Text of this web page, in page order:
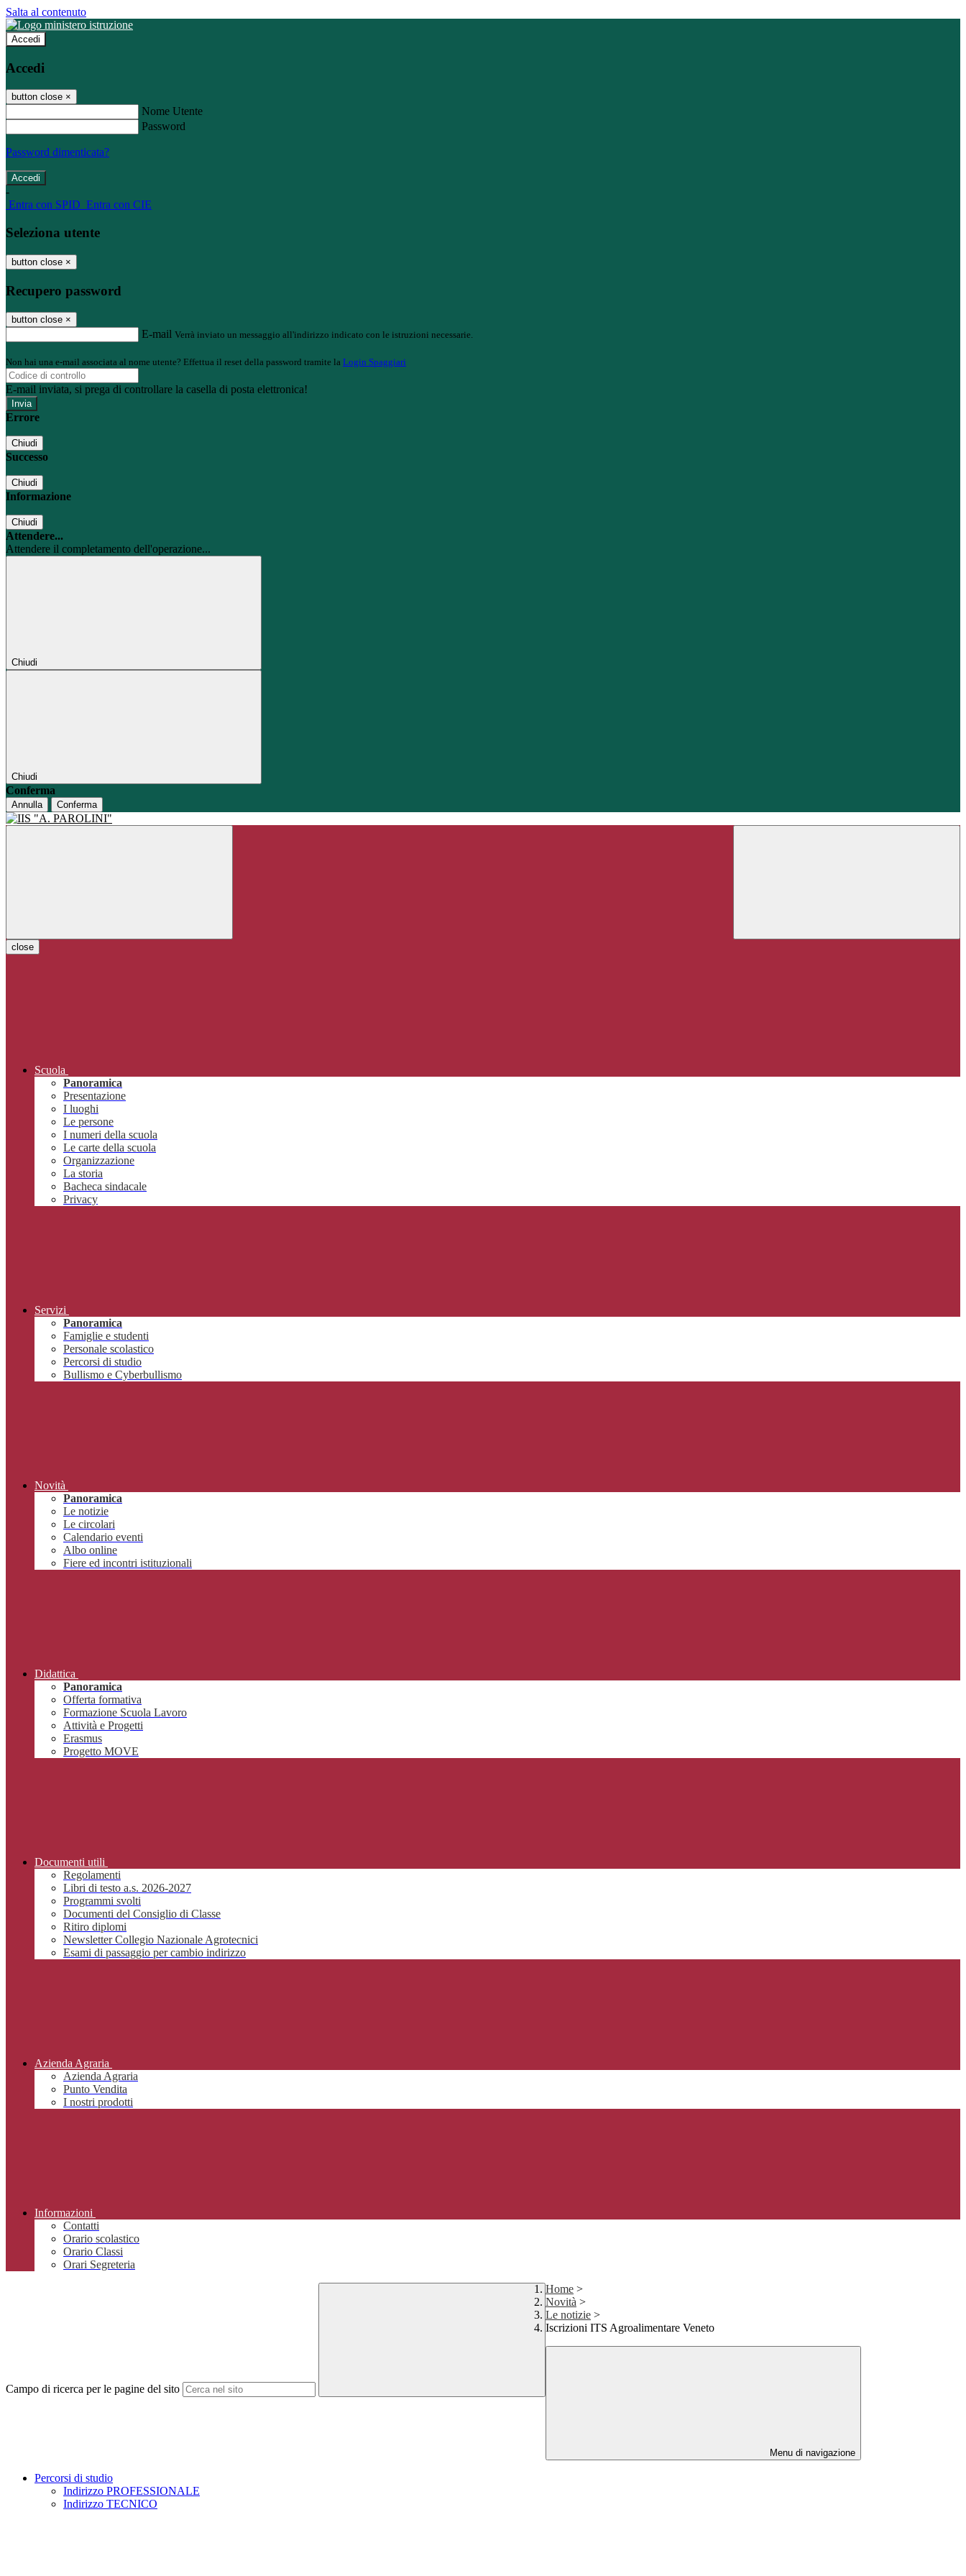
Salta al contenuto
Accedi
Accedi
button close ×
Nome Utente
Password
Password dimenticata?
-
Entra con SPID Entra con CIE
Seleziona utente
button close ×
Recupero password
button close ×
E-mail Verrà inviato un messaggio all'indirizzo indicato con le istruzioni necessarie.
Non hai una e-mail associata al nome utente? Effettua il reset della password tramite la Login Spaggiari
E-mail inviata, si prega di controllare la casella di posta elettronica!
Errore
Chiudi
Successo
Chiudi
Informazione
Chiudi
Attendere...
Attendere il completamento dell'operazione...
Chiudi
Chiudi
Conferma
Annulla Conferma
close
Scuola
Panoramica
Presentazione
I luoghi
Le persone
I numeri della scuola
Le carte della scuola
Organizzazione
La storia
Bacheca sindacale
Privacy
Servizi
Panoramica
Famiglie e studenti
Personale scolastico
Percorsi di studio
Bullismo e Cyberbullismo
Novità
Panoramica
Le notizie
Le circolari
Calendario eventi
Albo online
Fiere ed incontri istituzionali
Didattica
Panoramica
Offerta formativa
Formazione Scuola Lavoro
Attività e Progetti
Erasmus
Progetto MOVE
Documenti utili
Regolamenti
Libri di testo a.s. 2026-2027
Programmi svolti
Documenti del Consiglio di Classe
Ritiro diplomi
Newsletter Collegio Nazionale Agrotecnici
Esami di passaggio per cambio indirizzo
Azienda Agraria
Azienda Agraria
Punto Vendita
I nostri prodotti
Informazioni
Contatti
Orario scolastico
Orario Classi
Orari Segreteria
Campo di ricerca per le pagine del sito
Home >
Novità >
Le notizie >
Iscrizioni ITS Agroalimentare Veneto
Menu di navigazione
Percorsi di studio
Indirizzo PROFESSIONALE
Indirizzo TECNICO